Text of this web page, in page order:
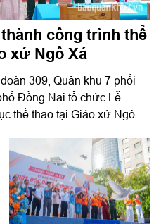
công trình thể
xứ Ngô Xá
309, Quân khu 7 phối
Đồng Nai tổ chức Lễ
thể thao tại Giáo xứ Ngô